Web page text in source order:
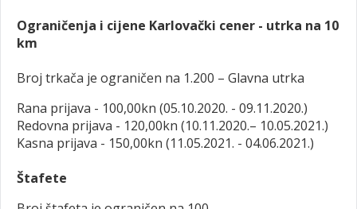
Ograničenja i cijene Karlovački cener - utrka na 10
km
Broj trkača je ograničen na 1.200 – Glavna utrka
Rana prijava - 100,00kn (05.10.2020. - 09.11.2020.)
Redovna prijava - 120,00kn (10.11.2020.– 10.05.2021.)
Kasna prijava - 150,00kn (11.05.2021. - 04.06.2021.)
Štafete